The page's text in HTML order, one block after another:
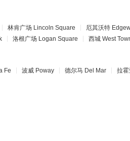
林肯广场 Lincoln Square 厄其沃特
洛根广场 Logan Square 西城 West
Fe 波威 Poway 德尔马 Del Mar 拉霍